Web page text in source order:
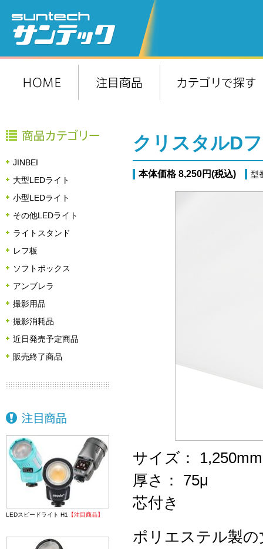
クリスタルD
本体価格 8,250円(税込) 型
サイズ：
厚さ： 75μ
芯付き
ポリエステル製
JINBEI
大型LEDライト
小型LEDライト
その他LEDライト
ライトスタンド
レフ板
ソフトボックス
アンブレラ
撮影用品
撮影消耗品
近日発売予定商品
販売終了商品
LEDスピードライト H1 【注目商品】